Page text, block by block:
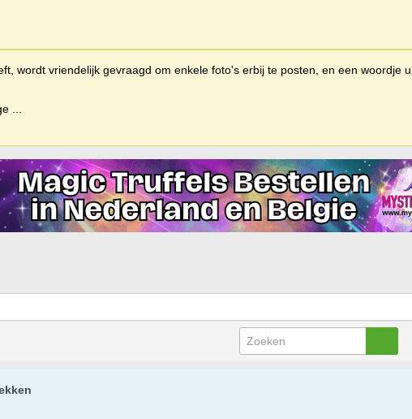
wordt vriendelijk gevraagd om enkele foto's erbij te posten, en een woordje